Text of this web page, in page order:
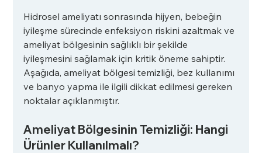
Hidrosel ameliyatı sonrasında hijyen, bebeğin
iyileşme sürecinde enfeksiyon riskini azaltmak ve
ameliyat bölgesinin sağlıklı bir şekilde
iyileşmesini sağlamak için kritik öneme sahiptir.
Aşağıda, ameliyat bölgesi temizliği, bez kullanımı
ve banyo yapma ile ilgili dikkat edilmesi gereken
noktalar açıklanmıştır.
Ameliyat Bölgesinin Temizliği: Hangi
Ürünler Kullanılmalı?